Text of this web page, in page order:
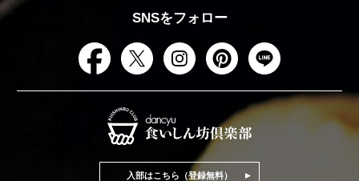
SNSをフォロー
入部はこちら（登録無料）